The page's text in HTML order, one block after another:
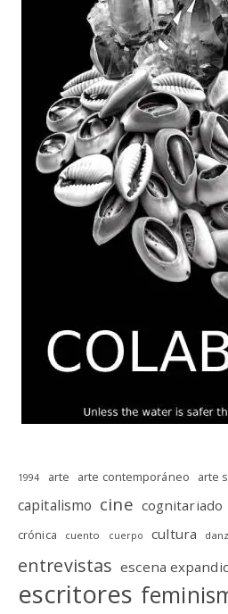
1994 arte arte contemporáneo arte
capitalismo cine cognitariado
crónica cuento cuerpo cultura
entrevistas escena
escritores